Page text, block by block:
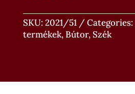
SKU:2021/51 Categories:
termékek, Bútor, Szék